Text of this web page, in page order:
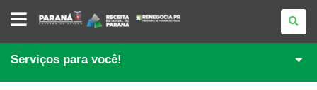
PORTAL
DE
DE
DÉBITOS
Serviços para você!